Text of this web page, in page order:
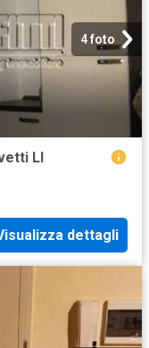
4 foto
LI
dettagli